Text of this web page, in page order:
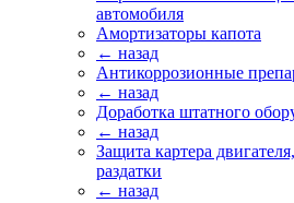
автомобиля
Амортизаторы капота
← назад
Антикоррозионные
← назад
Доработка штатного
← назад
Защита картера
раздатки
← назад